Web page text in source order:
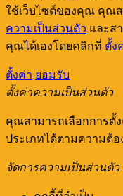
ใช้เว็บไซต์ของคุณ คุณส
ความเป็นส่วนตัว และส
คุณได้เองโดยคลิกที่ ตั้ง
ตั้งค่า ยอมรับ
ตั้งค่าความเป็นส่วนตัว
คุณสามารถเลือกการตั้
ประเภทได้ตามความต้อ
จัดการความเป็นส่วนตัว